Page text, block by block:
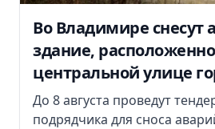
Во Владимире снесут
здание,
центральной улице
До 8 августа проведут
подрядчика для сноса